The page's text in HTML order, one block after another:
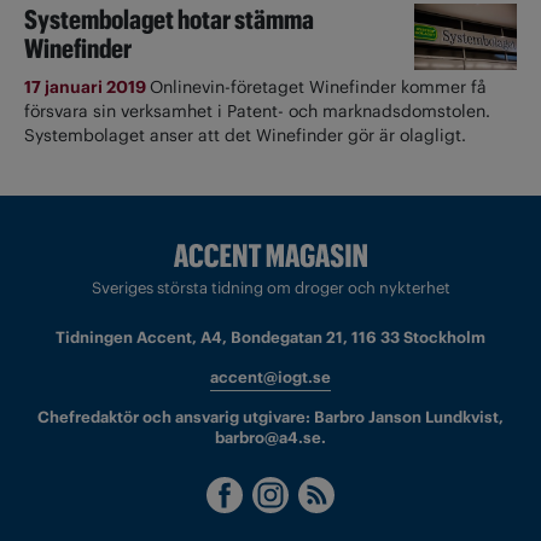
Systembolaget hotar stämma
Winefinder
17 januari 2019 Onlinevin-företaget Winefinder kommer få
försvara sin verksamhet i Patent- och marknadsdomstolen.
Systembolaget anser att det Winefinder gör är olagligt.
Sveriges största tidning om droger och nykterhet
Tidningen Accent, A4, Bondegatan 21, 116 33 Stockholm
accent@iogt.se
Chefredaktör och ansvarig utgivare: Barbro Janson Lundkvist,
barbro@a4.se.